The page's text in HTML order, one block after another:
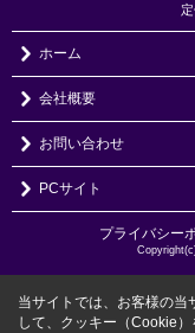
ホーム
会社概要
お問い合わせ
PCサイト
プライバシー
当サイトでは、お客様の当
して、クッキー（Cookie）